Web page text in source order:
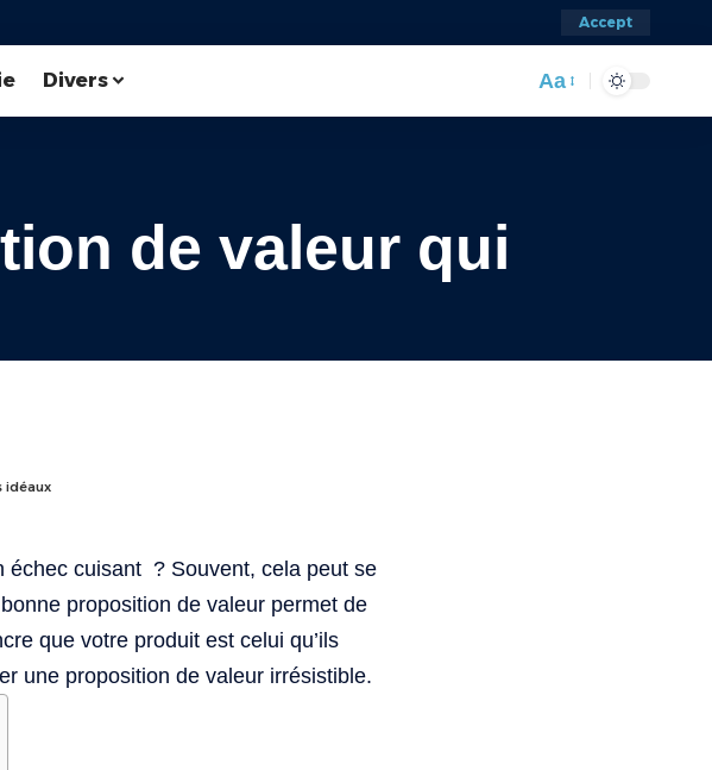
Accept
Divers Aa
de valeur qui
idéaux
échec cuisant ? Souvent, cela peut se
proposition de valeur permet de
que votre produit est celui qu’ils
une proposition de valeur irrésistible.